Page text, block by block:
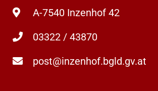
A-7540 Inzenhof 42
03322 / 43870
post@inzenhof.bgld.gv.at